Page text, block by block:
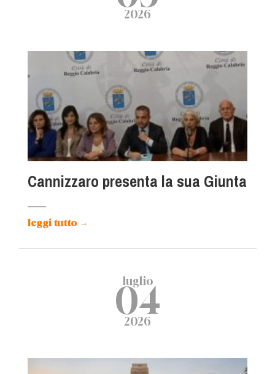
2026
Cannizzaro presenta la sua Giunta
leggi tutto →
luglio
04
2026